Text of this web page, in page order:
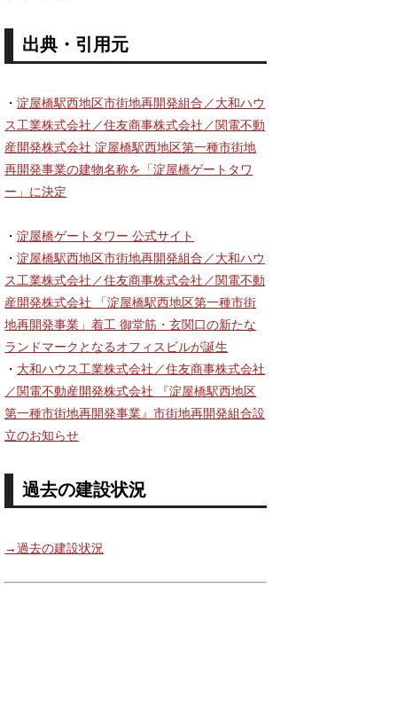
出典・引用元
・淀屋橋駅西地区市街地再開発組合／大和ハウ
ス工業株式会社／住友商事株式会社／関電不動
産開発株式会社 淀屋橋駅西地区第一種市街地
再開発事業の建物名称を「淀屋橋ゲートタワ
ー」に決定
・淀屋橋ゲートタワー 公式サイト
・淀屋橋駅西地区市街地再開発組合／大和ハウ
ス工業株式会社／住友商事株式会社／関電不動
産開発株式会社 「淀屋橋駅西地区第一種市街
地再開発事業」着工 御堂筋・玄関口の新たな
ランドマークとなるオフィスビルが誕生
・ 大和ハウス工業株式会社／住友商事株式会社
／関電不動産開発株式会社 『淀屋橋駅西地区
第一種市街地再開発事業』市街地再開発組合設
立のお知らせ
過去の建設状況
→過去の建設状況